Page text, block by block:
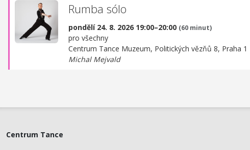
Rumba sólo
pondělí 24. 8. 2026 19:00–20:00 (60 minut)
pro všechny
Centrum Tance Muzeum, Politických vězňů 8, Praha 1
Michal Mejvald
Centrum Tance